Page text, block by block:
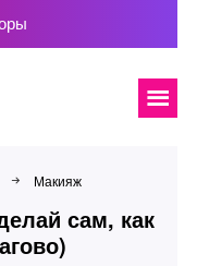
Макияж
сам, как